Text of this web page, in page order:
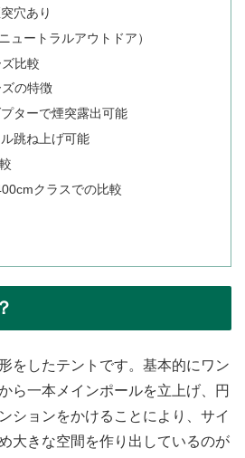
穴あり
ュートラルアウトドア）
比較
の特徴
ターで煙突露出可能
跳ね上げ可能
クラスでの比較
をしたテントです。基本的にワン
ら一本メインポールを立上げ、円
ションをかけることにより、サイ
大きな空間を作り出しているのが